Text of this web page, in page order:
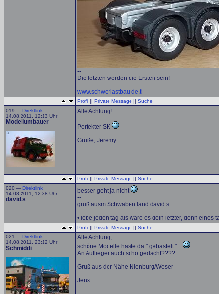
--
Die letzten werden die Ersten sein!
www.schwerlastbau.de.tl
Profil || Private Message || Suche
019 — Direktlink
14.08.2011, 12:13 Uhr
Modellumbauer
Alle Achtung!
Perfekter SK
Grüße, Jeremy
Profil || Private Message || Suche
020 — Direktlink
14.08.2011, 12:38 Uhr
david.s
besser geht ja nicht
--
gruß ausm Schwaben land david.s
• lebe jeden tag als wäre es dein letzter, denn eines
Profil || Private Message || Suche
021 — Direktlink
14.08.2011, 23:12 Uhr
Schmiddi
Alle Achtung,
schöne Modelle haste da " gebastelt "....
An Auflieger auch scho gedacht????
--
Gruß aus der Nähe Nienburg/Weser
Jens